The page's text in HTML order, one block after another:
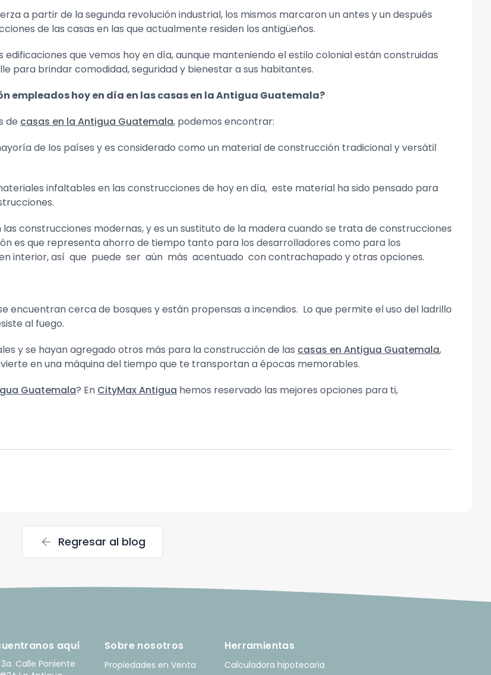
a partir de la segunda revolución industrial, los mismos marcaron un antes y un después
de las casas en las que actualmente residen los antigüeños.
que vemos hoy en día, aunque manteniendo el estilo colonial están construidas
para brindar comodidad, seguridad y bienestar a sus habitantes.
empleados hoy en día en las casas en la Antigua Guatemala?
de casas en la Antigua Guatemala, podemos encontrar:
de los países y es considerado como un material de construcción tradicional y versátil
infaltables en las construcciones de hoy en día, este material ha sido pensado para
construcciones modernas, y es un sustituto de la madera cuando se trata de construcciones
es que representa ahorro de tiempo tanto para los desarrolladores como para los
interior, así que puede ser aún más acentuado con contrachapado y otras opciones.
encuentran cerca de bosques y están propensas a incendios. Lo que permite el uso del ladrillo
al fuego.
y se hayan agregado otros más para la construcción de las casas en Antigua Guatemala,
en una máquina del tiempo que te transportan a épocas memorables.
Guatemala? En CityMax Antigua hemos reservado las mejores opciones para ti,
arrow_back Regresar al blog
aquí
3a. Calle Poniente
Sobre nosotros
Propiedades en Venta
Herramientas
Calculadora hipotecaria